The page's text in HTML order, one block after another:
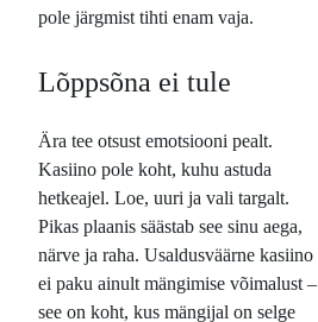
pole järgmist tihti enam vaja.
Lõppsõna ei tule
Ära tee otsust emotsiooni pealt.
Kasiino pole koht, kuhu astuda
hetkeajel. Loe, uuri ja vali targalt.
Pikas plaanis säästab see sinu aega,
närve ja raha. Usaldusväärne kasiino
ei paku ainult mängimise võimalust –
see on koht, kus mängijal on selge